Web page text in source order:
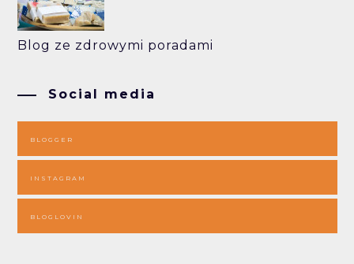
Blog ze zdrowymi poradami
Social media
BLOGGER
INSTAGRAM
BLOGLOVIN